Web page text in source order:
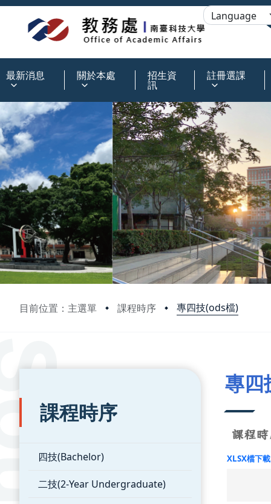
最新消息 關於本處 招生資
訊
註冊選課
目前位置：主選單 課程時序 專四技(ods檔)
:::
課程時序
四技(Bachelor)
二技(2-Year Undergraduate)
專四
XLSX檔下載